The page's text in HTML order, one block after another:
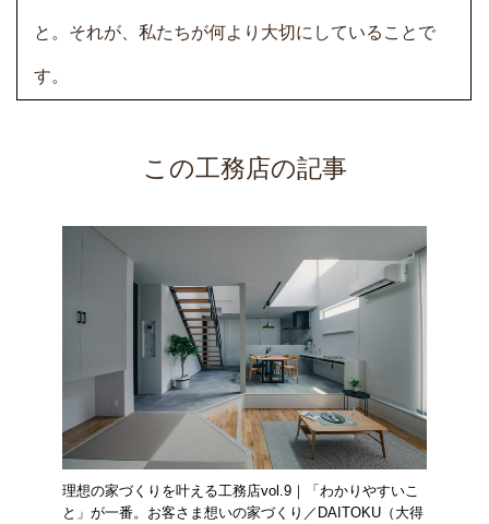
と。それが、私たちが何より大切にしていることで
す。
この工務店の記事
理想の家づくりを叶える工務店vol.9｜「わかりやすいこ
と」が一番。お客さま想いの家づくり／DAITOKU（大得